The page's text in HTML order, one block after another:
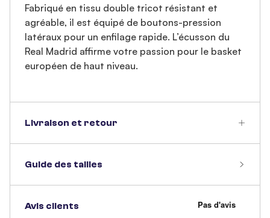
Fabriqué en tissu double tricot résistant et
agréable, il est équipé de boutons-pression
latéraux pour un enfilage rapide. L’écusson du
Real Madrid affirme votre passion pour le basket
européen de haut niveau.
Livraison et retour
Guide des tailles
Avis clients